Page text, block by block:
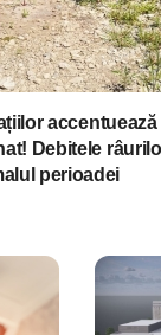
accentuează
Debitele
perioadei